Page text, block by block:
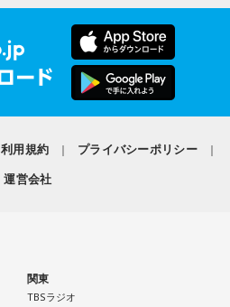
利用規約
プライバシーポリシー
運営会社
関東
TBSラジオ